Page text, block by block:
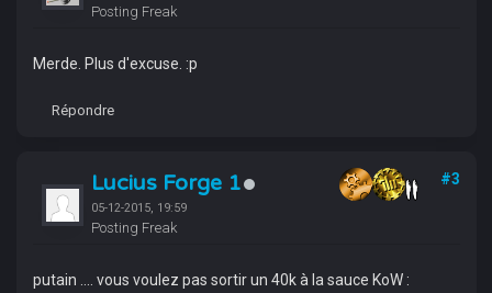
Posting Freak
Merde. Plus d'excuse. :p
Répondre
Lucius Forge 1
05-12-2015, 19:59
Posting Freak
#3
putain .... vous voulez pas sortir un 40k à la sauce KoW :